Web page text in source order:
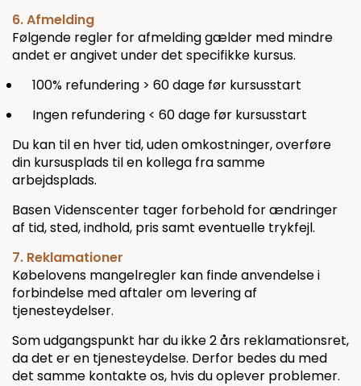
6. Afmelding
Følgende regler for afmelding gælder med mindre
andet er angivet under det specifikke kursus.
100% refundering > 60 dage før kursusstart
Ingen refundering < 60 dage før kursusstart
Du kan til en hver tid, uden omkostninger, overføre
din kursusplads til en kollega fra samme
arbejdsplads.
Basen Videnscenter tager forbehold for ændringer
af tid, sted, indhold, pris samt eventuelle trykfejl.
7. Reklamationer
Købelovens mangelregler kan finde anvendelse i
forbindelse med aftaler om levering af
tjenesteydelser.
Som udgangspunkt har du ikke 2 års reklamationsret,
da det er en tjenesteydelse. Derfor bedes du med
det samme kontakte os, hvis du oplever problemer.